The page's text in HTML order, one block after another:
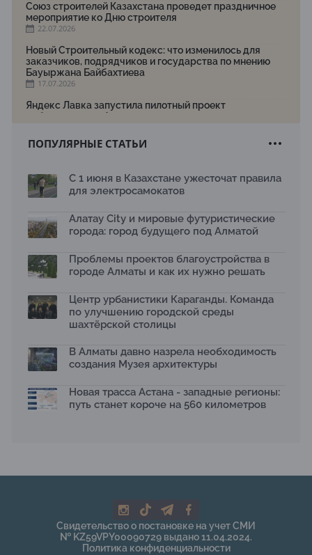
Союз строителей Казахстана проведет праздничное
мероприятие ко Дню строителя
22.07.2026
Новый Строительный кодекс: что изменилось для
заказчиков, подрядчиков и государства по мнению
Бауыржана Байбахтиева
17.07.2026
Яндекс Лавка запустила пилотный проект
рободоставки в Астане
Архитектурная премия SÄULE ARCHITEKTURPREIS
Первый Дом правительства Алматы станет главной
13.07.2026
В столичном детсаду подвели итоги акции «Таза
отходам
08.07.2026
общественных пространств
06.07.2026
температуру и здоровье людей
03.07.2026
сильных дождей в горах Алматы
02.07.2026
На слушаниях по корректировке СЭО Генплана
130-летняя Майская роща в Таразе станет экопарком
ПОПУЛЯРНЫЕ СТАТЬИ
С 1 июня в Казахстане ужесточат правила
для электросамокатов
Алатау City и мировые футуристические
города: город будущего под Алматой
Проблемы проектов благоустройства в
городе Алматы и как их нужно решать
Центр урбанистики Караганды. Команда
по улучшению городской среды
шахтёрской столицы
В Алматы давно назрела необходимость
создания Музея архитектуры
Новая трасса Астана - западные регионы:
путь станет короче на 560 километров
Свидетельство о постановке на учет СМИ
№ KZ59VPY00090729 выдано 11.04.2024.
Политика конфиденциальности